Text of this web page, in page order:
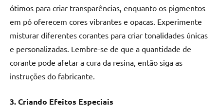
ótimos para criar transparências, enquanto os pigmentos
em pó oferecem cores vibrantes e opacas. Experimente
misturar diferentes corantes para criar tonalidades únicas
e personalizadas. Lembre-se de que a quantidade de
corante pode afetar a cura da resina, então siga as
instruções do fabricante.
3. Criando Efeitos Especiais